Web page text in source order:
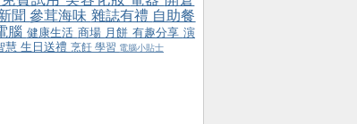
聞參茸海味 雜誌有禮 自助餐
腦 健康生活 商場 月餅 有趣分享 演
慧 生日送禮 烹飪 學習 電腦小貼士